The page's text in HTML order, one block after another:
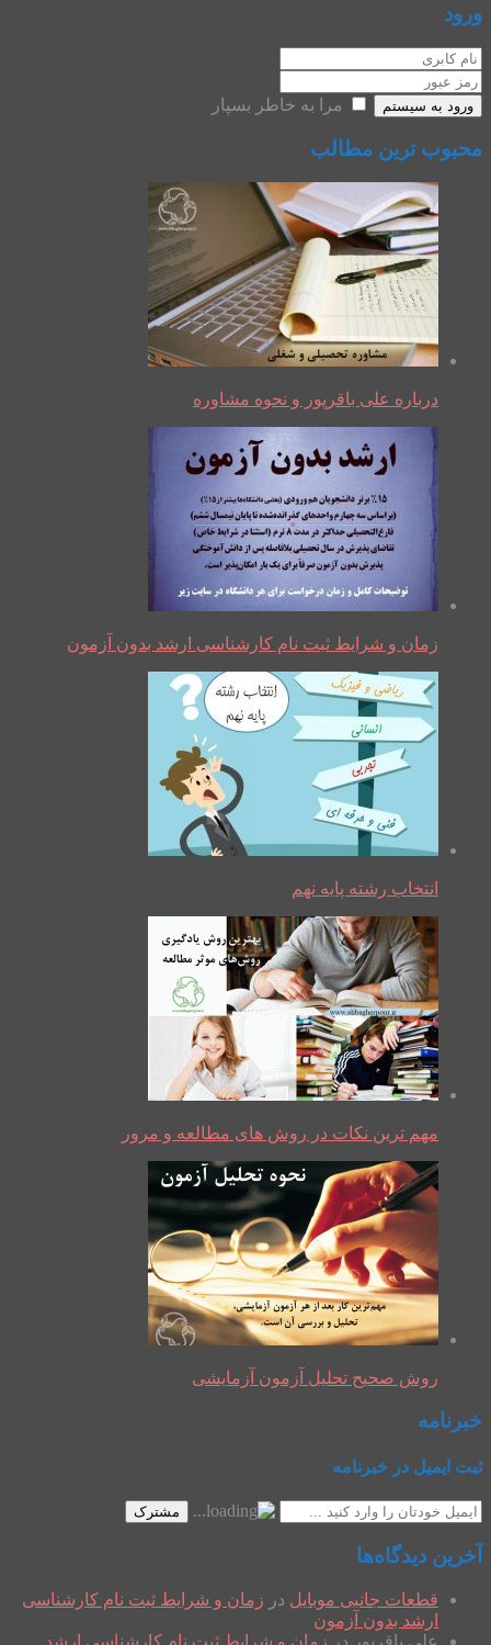
ورود
ورود به سیستم مرا به خاطر بسپار
محبوب ترین مطالب
درباره علی باقرپور و نحوه مشاوره
زمان و شرایط ثبت نام کارشناسی ارشد بدون آزمون
انتخاب رشته پایه نهم
مهم ترین نکات در روش های مطالعه و مرور
روش صحیح تحلیل آزمون آزمایشی
خبرنامه
ثبت ایمیل در خبرنامه
مشترک
آخرین دیدگاه‌ها
قطعات جانبی موبایل در زمان و شرایط ثبت نام کارشناسی
ارشد بدون آزمون
علی باقرپور در زمان و شرایط ثبت نام کارشناسی ارشد